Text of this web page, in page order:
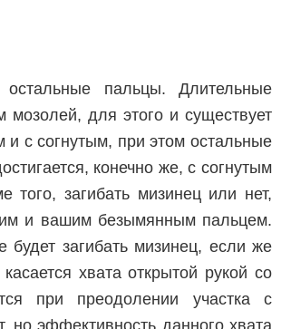
пальцы. Длительные
мозолей, для этого и существует
с согнутым, при этом остальные
конечно же, с согнутым
загибать мизинец или нет,
и вашим безымянным пальцем.
загибать мизинец, если же
хвата открытой рукой со
при преодолении участка с
эффективность данного хвата